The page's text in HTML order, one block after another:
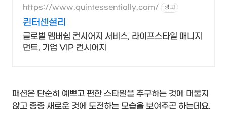
https://www.quintessentially.com/ 광고
퀸터센셜리
글로벌 멤버쉽 컨시어지 서비스, 라이프스타일 매니지
먼트, 기업 VIP 컨시어지
패션은 단순히 예쁘고 편한 스타일을 추구하는 것에 머물지
않고 종종 새로운 것에 도전하는 모습을 보여주곤 하는데요.